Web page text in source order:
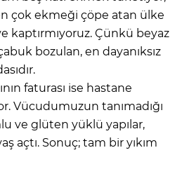
çok ekmeği çöpe atan ülke
kaptırmıyoruz. Çünkü beyaz
bozulan, en dayanıksız
faturası ise hastane
Vücudumuzun tanımadığı
ve glüten yüklü yapılar,
açtı. Sonuç; tam bir yıkım